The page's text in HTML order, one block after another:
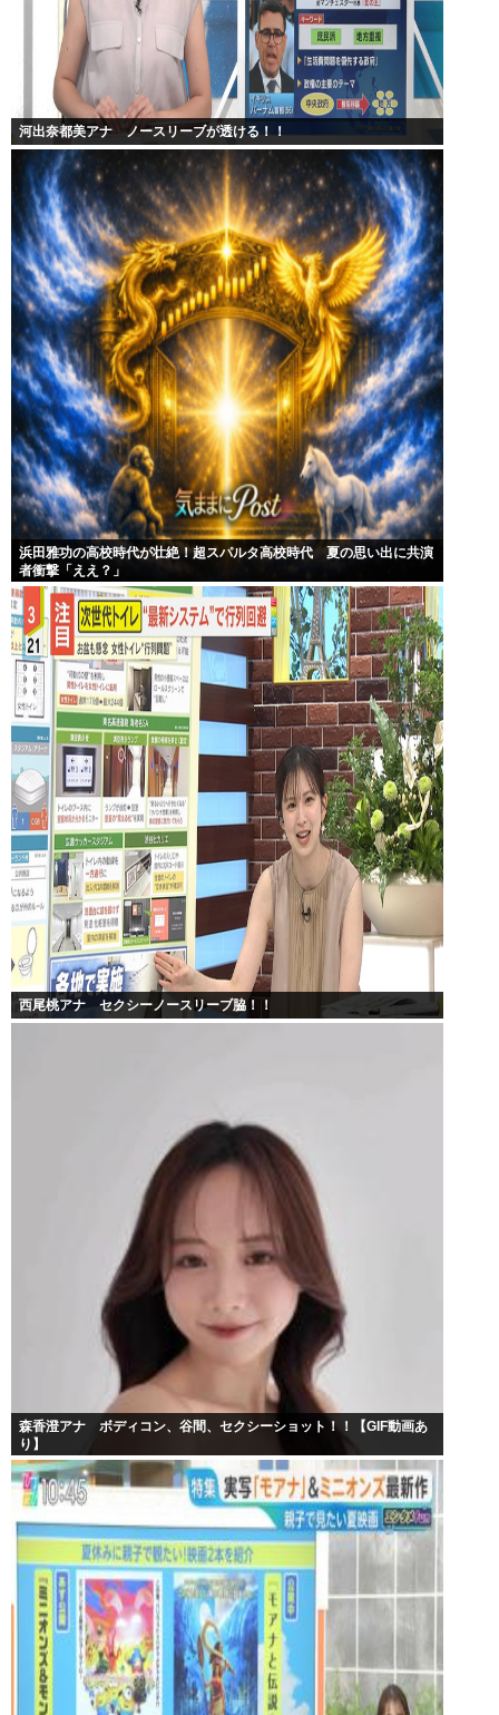
河出奈都美アナ ノースリーブが透ける！！
浜田雅功の高校時代が壮絶！超スパルタ高校時代 夏の思い出に共演
者衝撃「ええ？」
西尾桃アナ セクシーノースリーブ脇！！
森香澄アナ ボディコン、谷間、セクシーショット！！【GIF動画あ
り】